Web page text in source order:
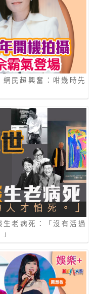
網民超興奮：咁幾時先
老病死：「沒有活過